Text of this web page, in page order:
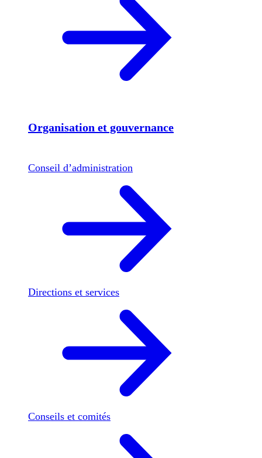
Organisation et gouvernance
Conseil d’administration
Directions et services
Conseils et comités